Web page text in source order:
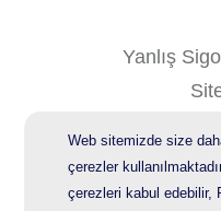
Web sitemizde size
çerezler
çerezleri kabul edebilir,
Yanlış
Bilgi